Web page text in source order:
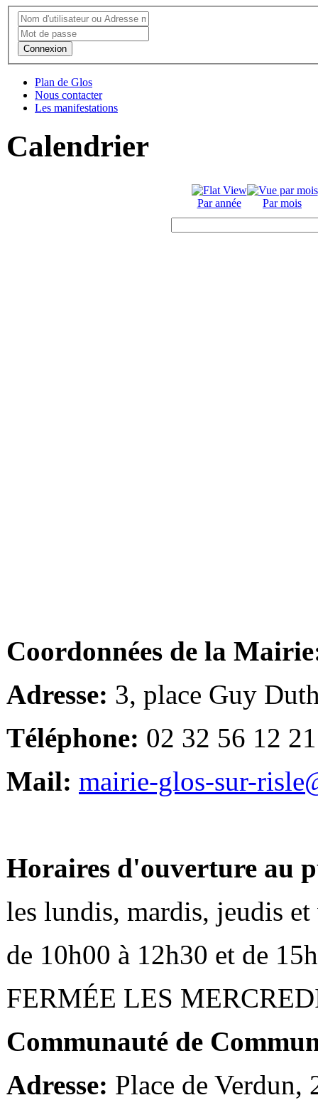
Connexion
Plan de Glos
Nous contacter
Les manifestations
Calendrier
Par année Par mois
Coordonnées de la
Adresse: 3, place Guy
Téléphone: 02 32 56 12 21
Mail: mairie-glos-sur-
Horaires d'ouverture au
les lundis, mardis, jeudis et
de 10h00 à 12h30 et de
FERMÉE LES
Communauté de
Adresse: Place de Verdun,